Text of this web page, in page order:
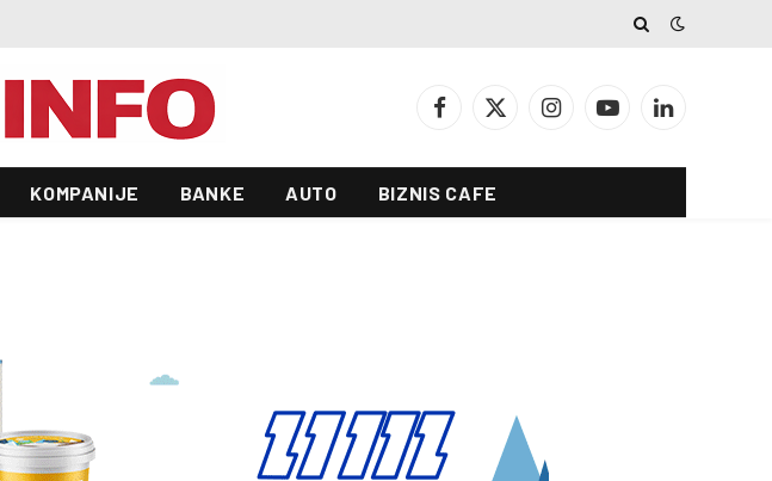
Facebook
X
InstagramYouTubeLinkedIn
KOMPANIJE BANKE AUTO BIZNIS CAFE